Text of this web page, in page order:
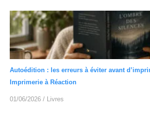
Autoédition : les erreurs à éviter avant
Imprimerie à Réaction
01/06/2026 / Livres